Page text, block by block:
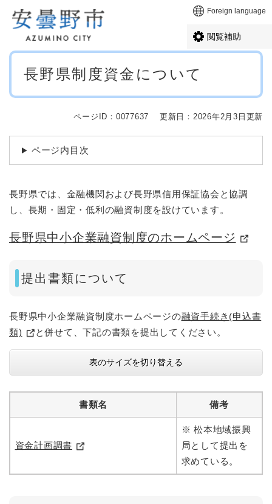
メニューを飛ばして本文へ Foreign language
閲覧補助
本
長野県制度資金について
ページID：0077637 更新日：2026年2月3日更新
ページ内目次
長野県では、金融機関および長野県信用保証協会と協調
し、長期・固定・低利の融資制度を設けています。
長野県中小企業融資制度のホームページ
提出書類について
長野県中小企業融資制度ホームページの融資手続き(申込書
類)
と併せて、下記の書類を提出してください。
表のサイズを切り替える
書類名 備考
資金計画調書
※ 松本地域振興
局として提出を
求めている。